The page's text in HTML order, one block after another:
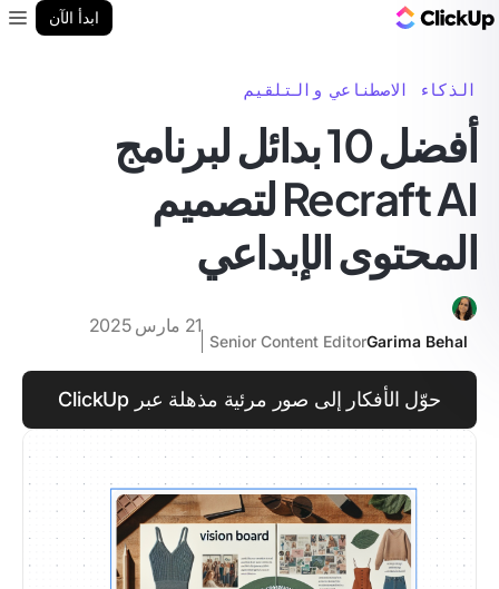
ابدأ الآن
الذكاء الاصطناعي والتلقيم
أفضل 10 بدائل لبرنامج
Recraft AI لتصميم
المحتوى الإبداعي
Garima Behal
Senior Content Editor
21 مارس 2025
حوّل الأفكار إلى صور مرئية مذهلة عبر ClickUp